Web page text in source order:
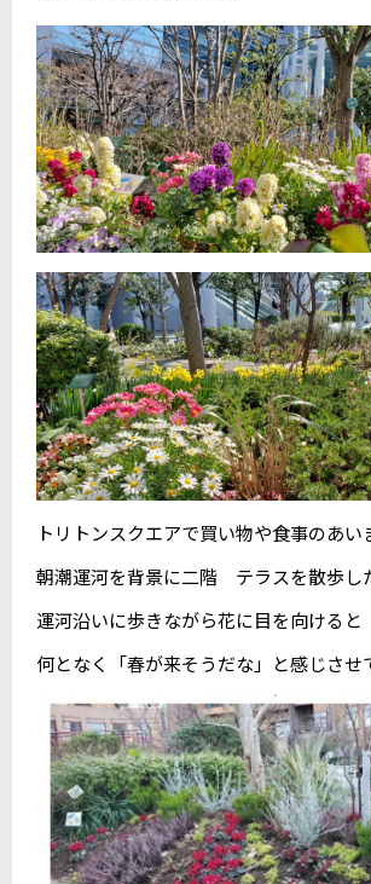
トリトンスクエアで買い物や食事のあ
朝潮運河を背景に二階 テラスを散歩し
運河沿いに歩きながら花に目を向けると
何となく「春が来そうだな」と感じさせ